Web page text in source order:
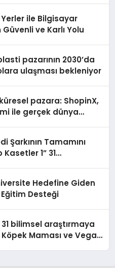
ile Bilgisayar
Güvenli ve Karlı Yolu
pazarının 2030’da
ulaşması bekleniyor
pazara: ShopinX,
ile gerçek dünya
Şarkının Tamamını
Kasetler 1” 31
Hedefine Giden
Desteği
bilimsel araştırmaya
Maması ve Vegan